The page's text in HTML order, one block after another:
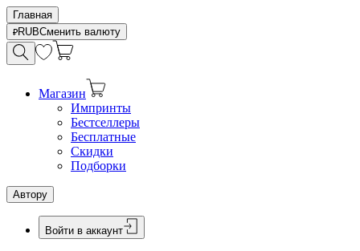
Главная
RUBСменить валюту
Магазин
Импринты
Бестселлеры
Бесплатные
Скидки
Подборки
Автору
Войти в аккаунт